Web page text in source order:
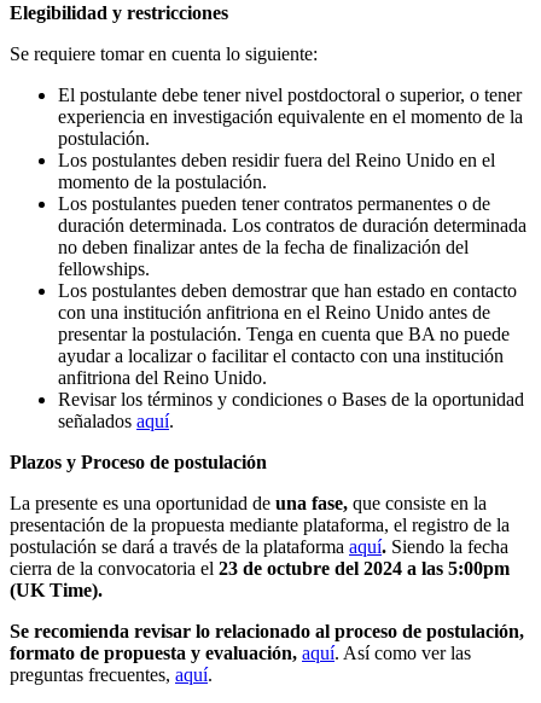
Elegibilidad y restricciones
Se requiere tomar en cuenta lo siguiente:
El postulante debe tener nivel postdoctoral o superior, o tener
experiencia en investigación equivalente en el momento de la
postulación.
Los postulantes deben residir fuera del Reino Unido en el
momento de la postulación.
Los postulantes pueden tener contratos permanentes o de
duración determinada. Los contratos de duración determinada
no deben finalizar antes de la fecha de finalización del
fellowships.
Los postulantes deben demostrar que han estado en contacto
con una institución anfitriona en el Reino Unido antes de
presentar la postulación. Tenga en cuenta que BA no puede
ayudar a localizar o facilitar el contacto con una institución
anfitriona del Reino Unido.
Revisar los términos y condiciones o Bases de la oportunidad
señalados aquí.
Plazos y Proceso de postulación
La presente es una oportunidad de una fase, que consiste en la
presentación de la propuesta mediante plataforma, el registro de la
postulación se dará a través de la plataforma aquí. Siendo la fecha
cierra de la convocatoria el 23 de octubre del 2024 a las 5:00pm
(UK Time).
Se recomienda revisar lo relacionado al proceso de postulación,
formato de propuesta y evaluación, aquí. Así como ver las
preguntas frecuentes, aquí.